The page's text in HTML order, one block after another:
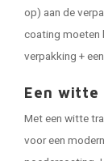
op) aan de
coating moeten
verpakking +
Een
Met een witte
voor een